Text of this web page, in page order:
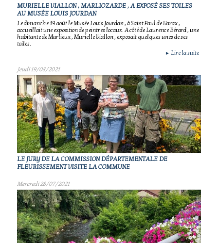
MURIELLE VIALLON , MARLIOZARDE , A EXPOSÉ SES TOILES
AU MUSÉE LOUIS JOURDAN
Le dimanche 19 août le Musée Louis Jourdan , à Saint Paul de Varax ,
accueillait une exposition de peintres locaux. A côté de Laurence Bérard , une
habitante de Marlieux , Murielle Viallon , exposait quelques unes de ses
toiles.
► Lire la suite
Jeudi 19/08/2021
LE JURY DE LA COMMISSION DÉPARTEMENTALE DE
FLEURISSEMENT VISITE LA COMMUNE
Mercredi 28/07/2021